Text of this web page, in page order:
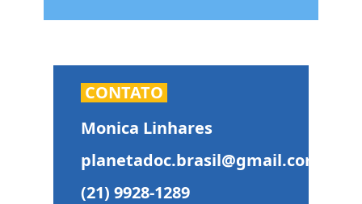
CONTATO
Monica Linhares
planetadoc.brasil@gmail.com
(21) 9928-1289